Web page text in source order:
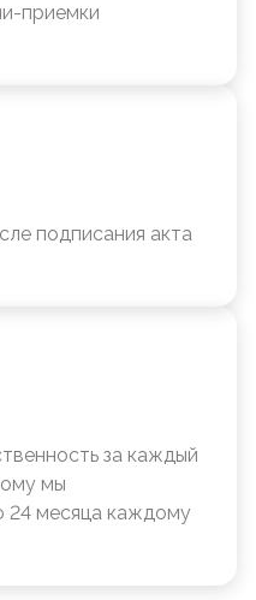
приемки
подписания акта
за каждый
мы
24 месяца каждому